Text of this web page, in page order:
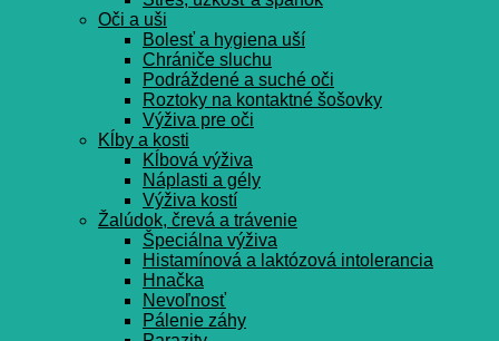
Oči a uši
Bolesť a hygiena uší
Chrániče sluchu
Podráždené a suché oči
Roztoky na kontaktné šošovky
Výživa pre oči
Kĺby a kosti
Kĺbová výživa
Náplasti a gély
Výživa kostí
Žalúdok, črevá a trávenie
Špeciálna výživa
Histamínová a laktózová intolerancia
Hnačka
Nevoľnosť
Pálenie záhy